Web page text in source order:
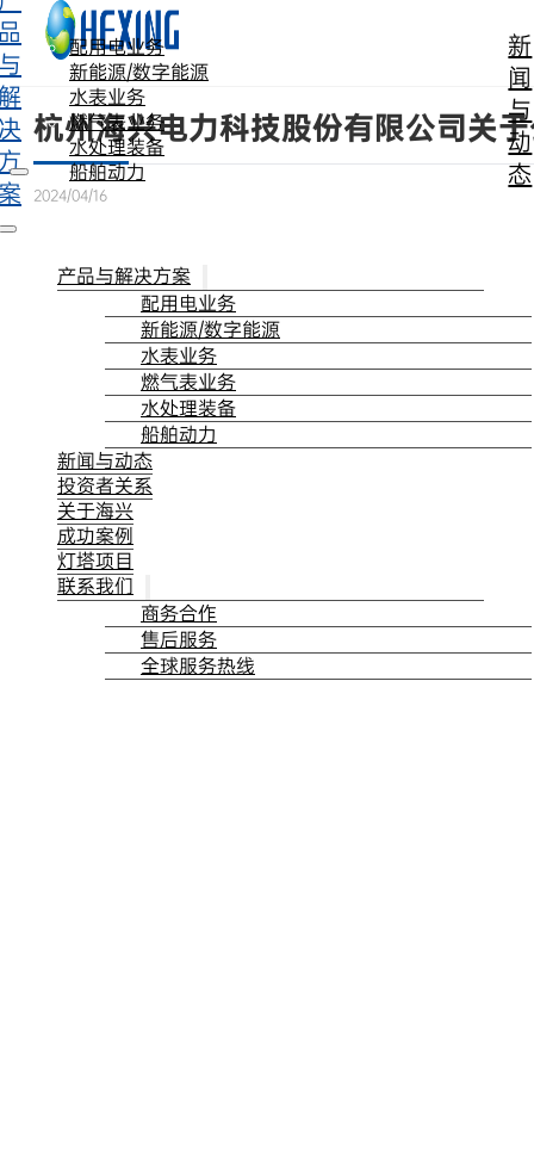
跳转到主要内容 跳转到页脚
配用电业务
新能源/数字能源
水表业务
燃气表业务
水处理装备
船舶动力
新
闻
与
动
态
产品与解决方案
配用电业务
新能源/数字能源
水表业务
燃气表业务
水处理装备
船舶动力
新闻与动态
投资者关系
关于海兴
成功案例
灯塔项目
联系我们
商务合作
售后服务
全球服务热线
杭州海兴电力科技股份有限公司关
2024/04/16